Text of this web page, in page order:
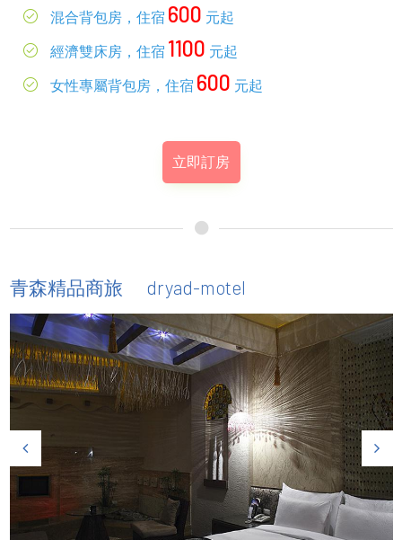
混合背包房，住宿 600 元起
經濟雙床房，住宿 1100 元起
女性專屬背包房，住宿 600 元起
立即訂房
青森精品商旅 dryad-motel